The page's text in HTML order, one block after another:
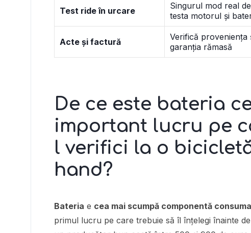
Test ride în urcare
Singurul mod real
testa motorul și
Acte și factură
Verifică proveniența
garanția rămasă
De ce este bateria
important lucru pe
l verifici la o
hand?
Bateria e cea mai scumpă componentă
primul lucru pe care trebuie să îl înțelegi înainte